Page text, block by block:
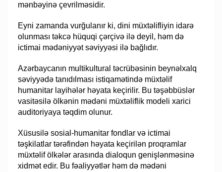
mənbəyinə çevrilməsidir.
Eyni zamanda vurğulanır ki, dini müxtəlifliyin idarə
olunması təkcə hüquqi çərçivə ilə deyil, həm də
ictimai mədəniyyət səviyyəsi ilə bağlıdır.
Azərbaycanın multikultural təcrübəsinin beynəlxalq
səviyyədə tanıdılması istiqamətində müxtəlif
humanitar layihələr həyata keçirilir. Bu təşəbbüslər
vasitəsilə ölkənin mədəni müxtəliflik modeli xarici
auditoriyaya təqdim olunur.
Xüsusilə sosial-humanitar fondlar və ictimai
təşkilatlar tərəfindən həyata keçirilən proqramlar
müxtəlif ölkələr arasında dialoqun genişlənməsinə
xidmət edir. Bu fəaliyyətlər həm də mədəni